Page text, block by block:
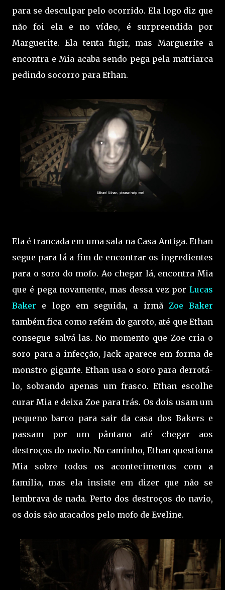
para se desculpar pelo ocorrido. Ela logo diz que
não foi ela e no vídeo, é surpreendida por
Marguerite. Ela tenta fugir, mas Marguerite a
encontra e Mia acaba sendo pega pela matriarca
pedindo socorro para Ethan.
Ela é trancada em uma sala na Casa Antiga. Ethan
segue para lá a fim de encontrar os ingredientes
para o soro do mofo. Ao chegar lá, encontra Mia
que é pega novamente, mas dessa vez por Lucas
Baker e logo em seguida, a irmã Zoe Baker
também fica como refém do garoto, até que Ethan
consegue salvá-las. No momento que Zoe cria o
soro para a infecção, Jack aparece em forma de
monstro gigante. Ethan usa o soro para derrotá-
lo, sobrando apenas um frasco. Ethan escolhe
curar Mia e deixa Zoe para trás. Os dois usam um
pequeno barco para sair da casa dos Bakers e
passam por um pântano até chegar aos
destroços do navio. No caminho, Ethan questiona
Mia sobre todos os acontecimentos com a
família, mas ela insiste em dizer que não se
lembrava de nada. Perto dos destroços do navio,
os dois são atacados pelo mofo de Eveline.